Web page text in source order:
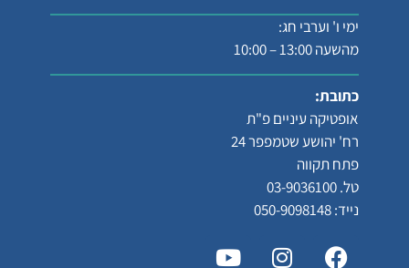
ימי ו' וערבי חג:
מהשעה 13:00 – 10:00
כתובת:
אופטיקה עיניים פ"ת
רח' יהושע שטמפפר 24
פתח תקווה
טל. 03-9036100
נייד: 050-9098148